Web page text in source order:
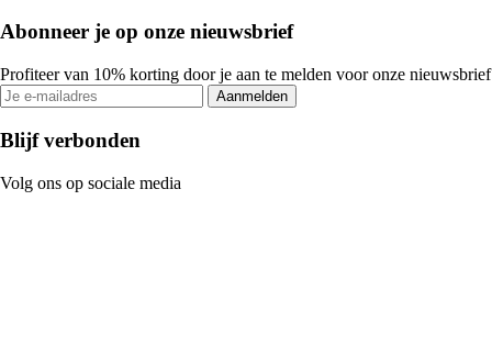
Abonneer je op onze nieuwsbrief
Profiteer van 10% korting door je aan te melden voor onze nieuwsbrief
Aanmelden
Blijf verbonden
Volg ons op sociale media